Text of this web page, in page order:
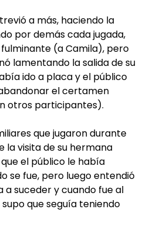
a más, haciendo la
por demás cada jugada,
fulminante (a Camila), pero
lamentando la salida de su
ido a placa y el público
el certamen
otros participantes).
que jugaron durante
la visita de su hermana
el público le había
se fue, pero luego entendió
suceder y cuando fue al
que seguía teniendo